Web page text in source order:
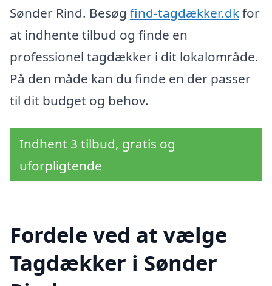
Sønder Rind. Besøg find-tagdækker.dkfor
at indhente tilbud og finde en
professionel tagdækker i dit lokalområde.
På den måde kan du finde en der passer
til dit budget og behov.
Indhent 3 tilbud, gratis og
uforpligtende
Fordele ved at vælge
Tagdækker i Sønder